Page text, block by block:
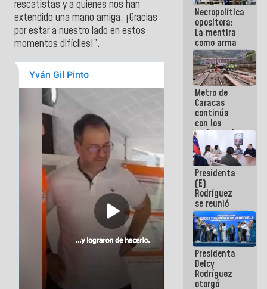
rescatistas y a quienes nos han
extendido una mano amiga. ¡Gracias
por estar a nuestro lado en estos
momentos difíciles!”.
escombros
en La Guaira
Necropolítica
opositora:
La mentira
como arma
contra el
Pueblo
Metro de
Caracas
continúa
con los
trabajos de
mantenimiento
e inspección
en la Línea 2
Presidenta
(E)
Rodríguez
se reunió
con Estado
Mayor
Eléctrico
para
abordar
planes de
acción
Presidenta
Delcy
Rodríguez
otorgó